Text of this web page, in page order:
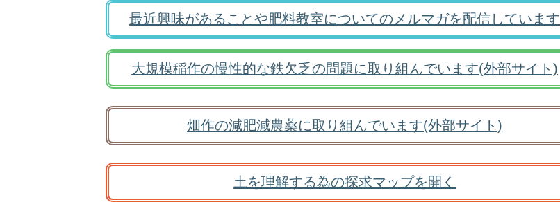
最近興味があることや肥料教室についてのメルマガを配信しています
大規模稲作の慢性的な鉄欠乏の問題に取り組んでいます(外部サイト)
畑作の減肥減農薬に取り組んでいます(外部サイト)
土を理解する為の探求マップを開く